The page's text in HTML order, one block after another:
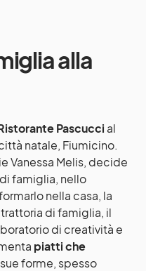
alla
Pascucci al
natale, Fiumicino.
Vanessa Melis, decide
famiglia, nello
nella casa, la
di famiglia, il
di creatività e
piatti che
forme, spesso